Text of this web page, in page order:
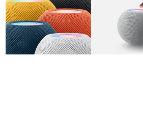
图库 图像 1